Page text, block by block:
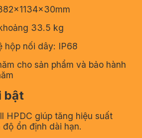
33.5 kg
hộp nối dây: IP68
cho sản phẩm và bảo hành
bật
HPDC giúp tăng hiệu suất
ổn định dài hạn.